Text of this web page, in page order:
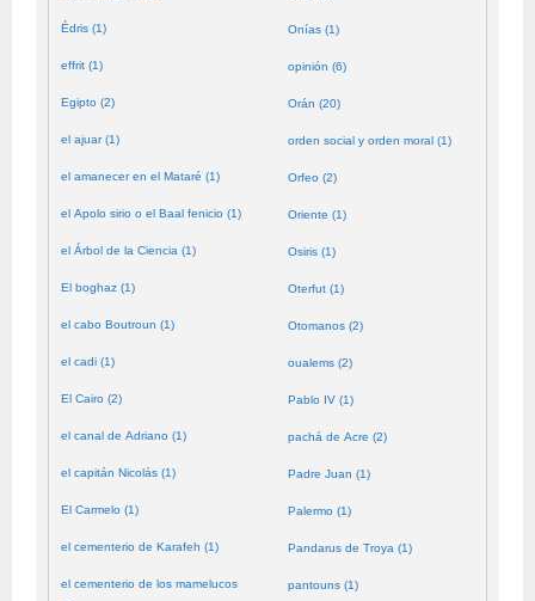
Édris (1)
effrit (1)
Egipto (2)
el ajuar (1)
el amanecer en el Mataré (1)
el Apolo sirio o el Baal fenicio (1)
el Árbol de la Ciencia (1)
El boghaz (1)
el cabo Boutroun (1)
el cadi (1)
El Cairo (2)
el canal de Adriano (1)
el capitán Nicolás (1)
El Carmelo (1)
el cementerio de Karafeh (1)
el cementerio de los mamelucos
Onías (1)
opinión (6)
Orán (20)
orden social y orden moral (1)
Orfeo (2)
Oriente (1)
Osiris (1)
Oterfut (1)
Otomanos (2)
oualems (2)
Pablo IV (1)
pachá de Acre (2)
Padre Juan (1)
Palermo (1)
Pandarus de Troya (1)
pantouns (1)